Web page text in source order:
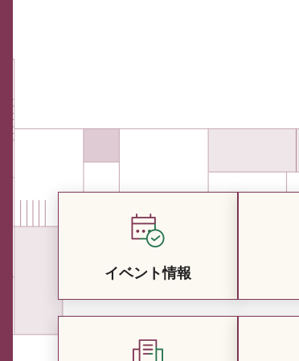
イベント情報